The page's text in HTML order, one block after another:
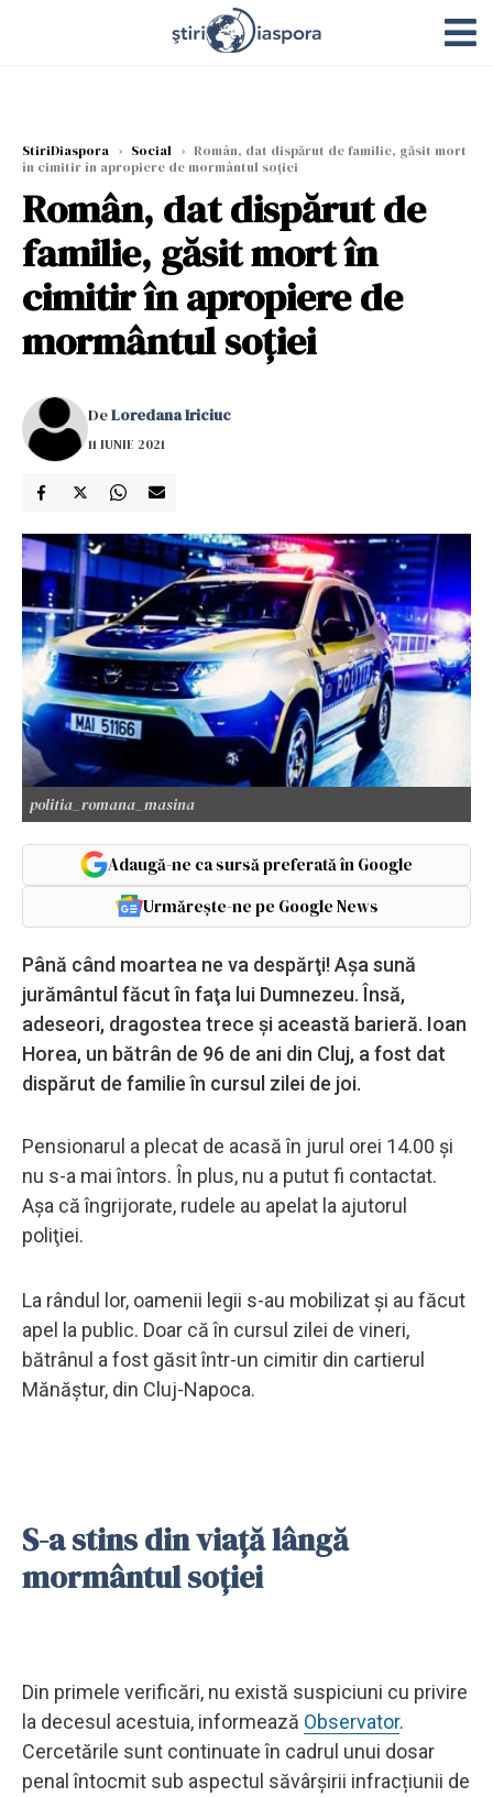
StiriDiaspora › Social › Român, dat dispărut de familie, găsit mort
în cimitir în apropiere de mormântul soţiei
Român, dat dispărut de
familie, găsit mort în
cimitir în apropiere de
mormântul soţiei
DeLoredana Iriciuc
11 IUNIE 2021
politia_romana_masina
Adaugă-ne ca sursă preferată în Google
Urmărește-ne pe Google News
Până când moartea ne va despărţi! Aşa sună
jurământul făcut în faţa lui Dumnezeu. Însă,
adeseori, dragostea trece şi această barieră. Ioan
Horea, un bătrân de 96 de ani din Cluj, a fost dat
dispărut de familie în cursul zilei de joi.
Pensionarul a plecat de acasă în jurul orei 14.00 şi
nu s-a mai întors. În plus, nu a putut fi contactat.
Aşa că îngrijorate, rudele au apelat la ajutorul
poliţiei.
La rândul lor, oamenii legii s-au mobilizat şi au făcut
apel la public. Doar că în cursul zilei de vineri,
bătrânul a fost găsit într-un cimitir din cartierul
Mănăştur, din Cluj-Napoca.
S-a stins din viaţă lângă
mormântul soţiei
Din primele verificări, nu există suspiciuni cu privire
la decesul acestuia, informează Observator.
Cercetările sunt continuate în cadrul unui dosar
penal întocmit sub aspectul săvârșirii infracțiunii de